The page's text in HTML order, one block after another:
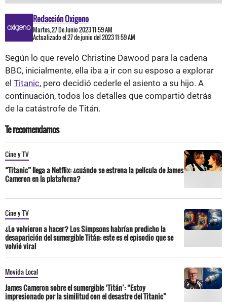
Redacción Oxigeno
Martes, 27 De Junio 2023 11:59 AM
Actualizado el 27 de junio del 2023 11:59 AM
Según lo que reveló Christine Dawood para la cadena
BBC, inicialmente, ella iba a ir con su esposo a explorar
el Titanic, pero decidió cederle el asiento a su hijo. A
continuación, todos los detalles que compartió detrás
de la catástrofe de Titán.
Te recomendamos
Cine y TV
“Titanic” llega a Netflix: ¿cuándo se estrena la película de James
Cameron en la plataforna?
Cine y TV
¿Lo volvieron a hacer? Los Simpsons habrían predicho la
desaparición del sumergible Titán: este es el episodio que se
volvió viral
Movida Local
James Cameron sobre el sumergible ‘Titán’: “Estoy
impresionado por la similitud con el desastre del Titanic”